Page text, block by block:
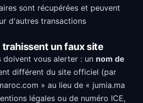
sont récupérées et peuvent
d'autres transactions
trahissent un faux site
doivent vous alerter : un nom de
différent du site officiel (par
» au lieu de « jumia.ma
légales ou de numéro ICE,